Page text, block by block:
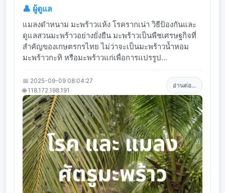
👤 ผู้ดูแล
แมลงดำหนาม มะพร้าวแห้ง โรครากเน่า วิธีป้องกันและ
ดูแลสวนมะพร้าวอย่างยั่งยืน มะพร้าวเป็นพืชเศรษฐกิจที่
สำคัญของเกษตรกรไทย ไม่ว่าจะเป็นมะพร้าวน้ำหอม
มะพร้าวกะทิ หรือมะพร้าวแก่เพื่อการแปรรูป...
📅 2025-09-09 08:04:27
🌐 118.172.198.191
อ่านต่อ...